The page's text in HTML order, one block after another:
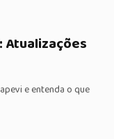
Atualizações
e entenda o que